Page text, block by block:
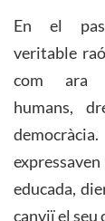
En el
veritable
com ara
humans,
educada,
canviï el seu